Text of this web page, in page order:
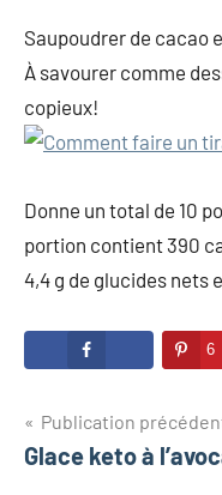
Saupoudrer de cacao
À savourer comme
copieux!
Donne un total de 10
portion contient 390
4,4 g de glucides nets
6
Navigation
de
Publication
Glace keto à